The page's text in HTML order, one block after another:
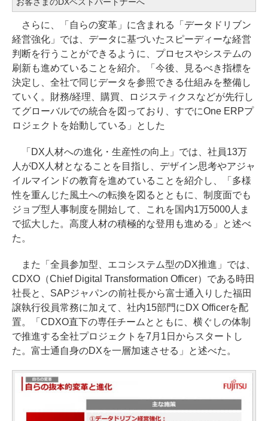
さらに、「自らの変革」に含まれる「データドリブン
経営強化」では、データに基づいたスピーディーな経営
判断を行うことができるように、プロセスやシステムの
刷新も進めていることを紹介。「今後、見るべき指標を
決定し、全社で同じデータを参照できる仕組みを整備し
ていく。財務/経理、購買、ロジスティクスなどが先行し
てグローバルでの統合を図っており、すでにOne ERPプ
ロジェクトを始動している」とした
「DX人材への進化・生産性の向上」では、社員13万
人がDX人材となることを目指し、デザイン思考やアジャ
イルマインドの教育を進めていることを紹介し、「多様
性を重んじた風土への転換を図るとともに、制度面でも
ジョブ型人事制度を開始して、これを国内1万5000人ま
で拡大した。高度人材の積極的な登用も進める」と述べ
た。
また「全員参加型、エコシステム型のDX推進」では、
CDXO（Chief Digital Transformation Officer）である時田
社長と、SAPジャパンの前社長から富士通入りした福田
譲執行役員常務に加えて、社内15部門にDX Officerを配
置。「CDXO直下の専任チームとともに、横ぐしの体制
で推進する全社プロジェクトを7月1日からスタートし
た。富士通自身のDXを一層加速させる」と述べた。